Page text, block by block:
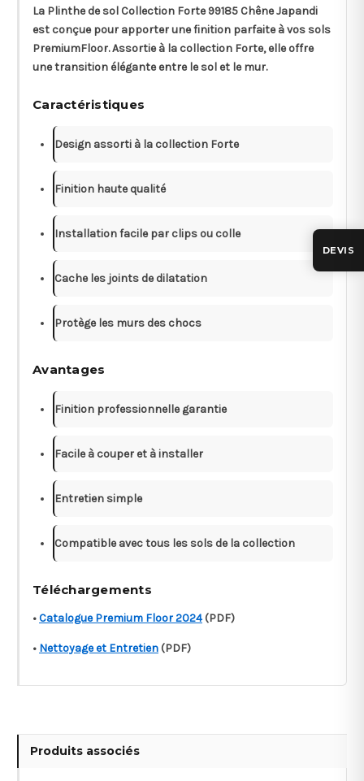
La Plinthe de sol Collection Forte 99185 Chêne Japandi
est conçue pour apporter une finition parfaite à vos sols
PremiumFloor. Assortie à la collection Forte, elle offre
une transition élégante entre le sol et le mur.
Caractéristiques
Design assorti à la collection Forte
Finition haute qualité
Installation facile par clips ou colle
Cache les joints de dilatation
Protège les murs des chocs
Avantages
Finition professionnelle garantie
Facile à couper et à installer
Entretien simple
Compatible avec tous les sols de la collection
Téléchargements
•Catalogue Premium Floor 2024 (PDF)
• Nettoyage et Entretien (PDF)
Produits associés
DEVIS